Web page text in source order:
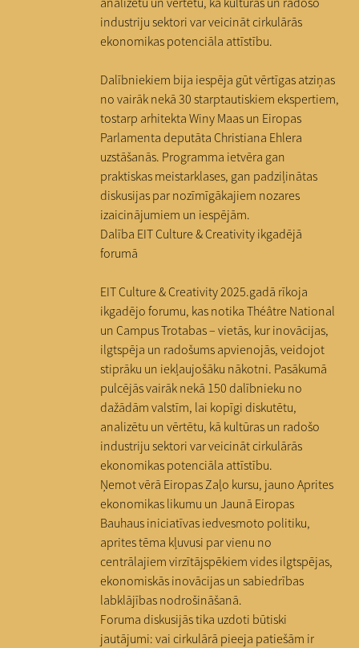
industriju sektori var veicināt cirkulārās
ekonomikas potenciāla attīstību.
Dalībniekiem bija iespēja gūt vērtīgas atziņas
no vairāk nekā 30 starptautiskiem ekspertiem,
tostarp arhitekta Winy Maas un Eiropas
Parlamenta deputāta Christiana Ehlera
uzstāšanās. Programma ietvēra gan
praktiskas meistarklases, gan padziļinātas
diskusijas par nozīmīgākajiem nozares
izaicinājumiem un iespējām.
Dalība EIT Culture & Creativity ikgadējā
forumā
EIT Culture & Creativity 2025.gadā rīkoja
ikgadējo forumu, kas notika Théâtre National
un Campus Trotabas – vietās, kur inovācijas,
ilgtspēja un radošums apvienojās, veidojot
stiprāku un iekļaujošāku nākotni. Pasākumā
pulcējās vairāk nekā 150 dalībnieku no
dažādām valstīm, lai kopīgi diskutētu,
analizētu un vērtētu, kā kultūras un radošo
industriju sektori var veicināt cirkulārās
ekonomikas potenciāla attīstību.
Ņemot vērā Eiropas Zaļo kursu, jauno Aprites
ekonomikas likumu un Jaunā Eiropas
Bauhaus iniciatīvas iedvesmoto politiku,
aprites tēma kļuvusi par vienu no
centrālajiem virzītājspēkiem vides ilgtspējas,
ekonomiskās inovācijas un sabiedrības
labklājības nodrošināšanā.
Foruma diskusijās tika uzdoti būtiski
jautājumi: vai cirkulārā pieeja patiešām ir